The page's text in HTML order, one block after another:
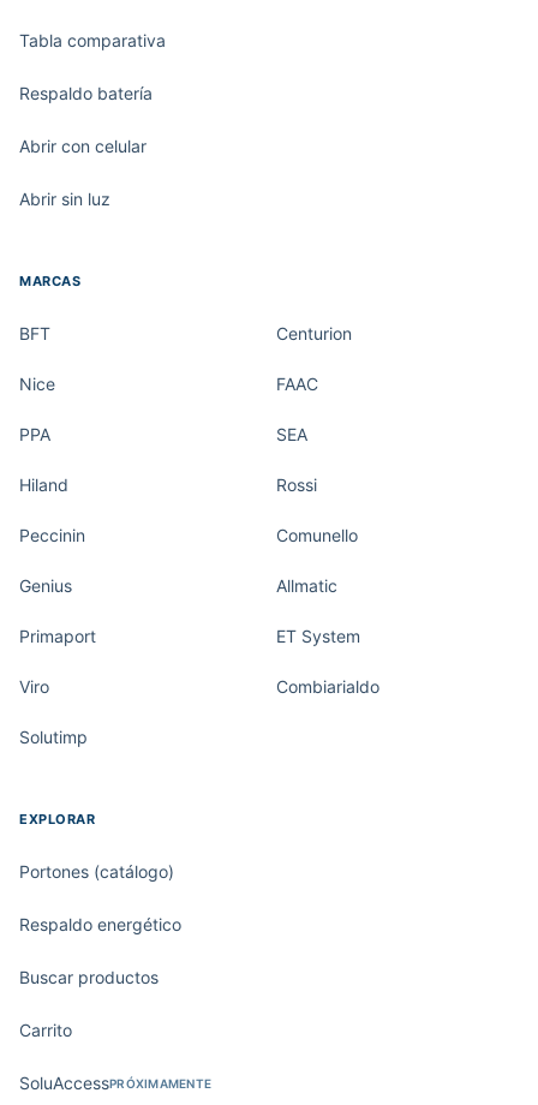
Tabla comparativa
Respaldo batería
Abrir con celular
Abrir sin luz
MARCAS
BFT Centurion
Nice FAAC
PPA SEA
Hiland Rossi
Peccinin Comunello
Genius Allmatic
Primaport ET System
Viro Combiarialdo
Solutimp
EXPLORAR
Portones (catálogo)
Respaldo energético
Buscar productos
Carrito
SoluAccessPRÓXIMAMENTE